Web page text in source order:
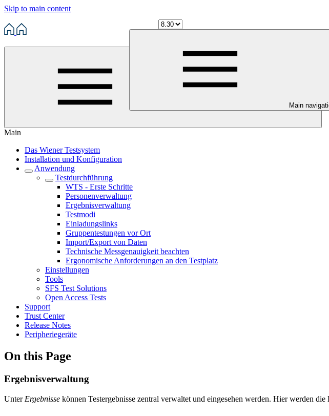
Skip to main content
Main
Main
Das Wiener Testsystem
Installation und Konfiguration
Anwendung
Testdurchführung
WTS - Erste Schritte
Personenverwaltung
Ergebnisverwaltung
Testmodi
Einladungslinks
Gruppentestungen vor Ort
Import/Export von Daten
Technische Messgenauigkeit beachten
Ergonomische Anforderungen an den Testplatz
Einstellungen
Tools
SFS Test Solutions
Open Access Tests
Support
Trust Center
Release Notes
Peripheriegeräte
On this Page
Ergebnisverwaltung
Unter Ergebnisse können Testergebnisse zentral verwaltet und eingesehen werden. Hier werden